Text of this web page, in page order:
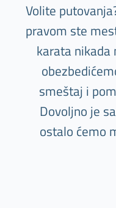
Volite
pravom ste
karata nikada
smeštaj i
Dovoljno je
ostalo ćemo